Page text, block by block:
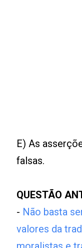
E) As
falsas.
QUESTÃO
- Não basta
valores da